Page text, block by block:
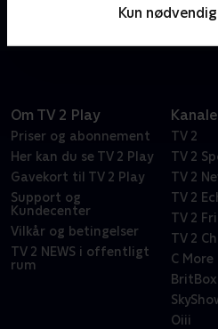
Kun
kammeratskab er i fokus,
Om TV 2 Play
Priser og abonnement
Her kan du se TV 2 Play
Gavekort til TV 2 Play
Support og
Kundecenter
Vilkår og betingelser
TV 2 NEWS i offentligt
rum
TV 2
TV 2
TV 2
TV 2
TV 2 Fri
TV 2
C More
BritBox
Oiii